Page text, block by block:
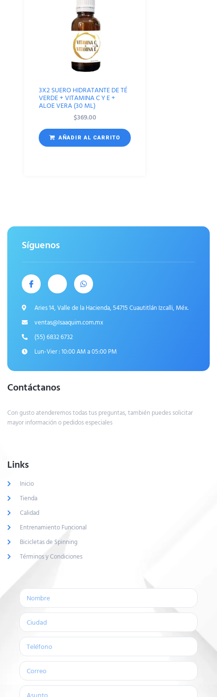
3X2 SUERO HIDRATANTE DE TÉ
VERDE + VITAMINA C Y E +
ALOE VERA (30 ML)
$369.00
AÑADIR AL CARRITO
Síguenos
Aries 14, Valle de la Hacienda, 54715 Cuautitlán Izcalli, Méx.
ventas@Isaaquim.com.mx
(55) 6832 6732
Lun-Vier : 10:00 AM a 05:00 PM
Contáctanos
Con gusto atenderemos todas tus preguntas, también puedes solicitar
mayor información o pedidos especiales
Links
Inicio
Tienda
Calidad
Entrenamiento Funcional
Bicicletas de Spinning
Términos y Condiciones